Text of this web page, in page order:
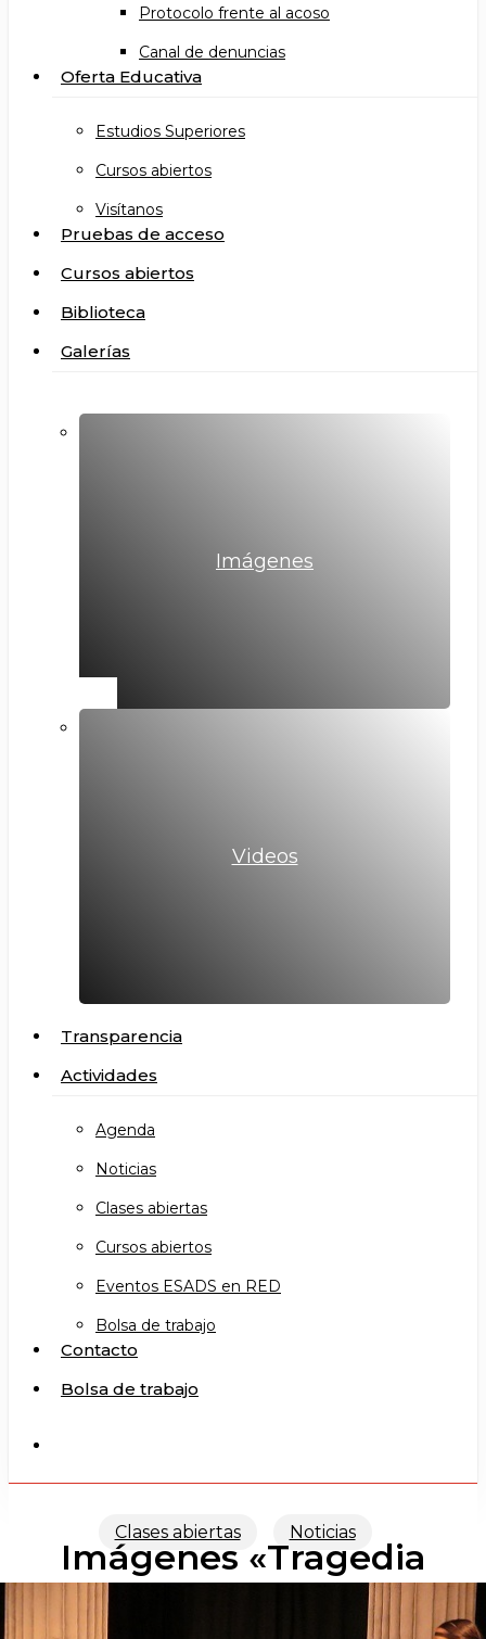
Protocolo frente al acoso
Canal de denuncias
Oferta Educativa
Estudios Superiores
Cursos abiertos
Visítanos
Pruebas de acceso
Cursos abiertos
Biblioteca
Galerías
Imágenes
Videos
Transparencia
Actividades
Agenda
Noticias
Clases abiertas
Cursos abiertos
Eventos ESADS en RED
Bolsa de trabajo
Contacto
Bolsa de trabajo
Clases abiertas Noticias
Imágenes «Tragedia